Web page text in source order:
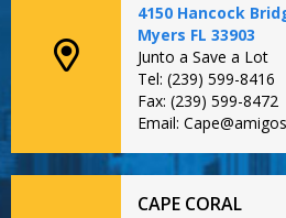
4150 Hancock
Myers FL 33903
Junto a Save a Lot
Tel: (239) 599-8416
Fax: (239) 599-8472
Email:
CAPE CORAL